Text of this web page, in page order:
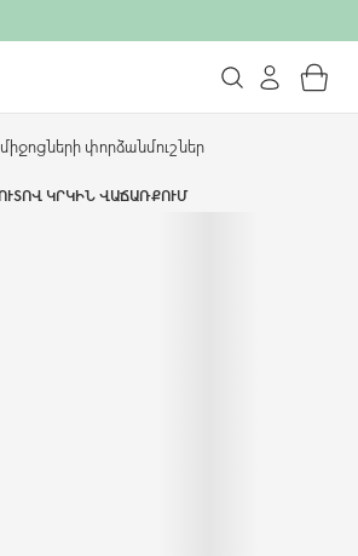
փորձանմուշներ
ԿՐԿԻՆ ՎԱՃԱՌՔՈՒՄ